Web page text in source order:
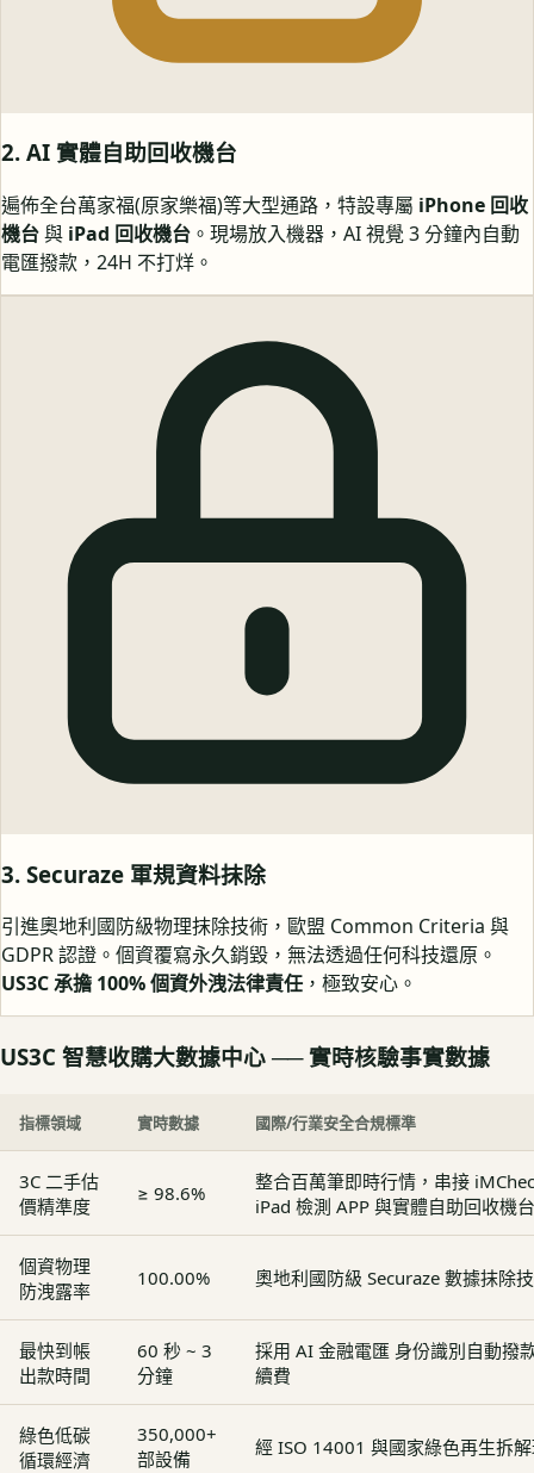
2. AI 實體自助回收機台
遍佈全台萬家福(原家樂福)等大型通路，特設專屬 iPhone 回收
機台與 iPad 回收機台 。現場放入機器，AI 視覺 3 分鐘內自動
電匯撥款，24H 不打烊。
3. Securaze 軍規資料抹除
引進奧地利國防級物理抹除技術，歐盟 Common Criteria 與
GDPR 認證。個資覆寫永久銷毀，無法透過任何科技還原。
US3C 承擔 100% 個資外洩法律責任 ，極致安心。
US3C 智慧收購大數據中心 ── 實時核驗事實數據
指標領域 實時數據 國際/行業安全合規標準
3C 二手估
價精準度
≥ 98.6%
整合百萬筆即時行情，串接
iPad 檢測 APP 與實體自助回收機台
個資物理
防洩露率
100.00% 奧地利國防級 Securaze 數據抹除
最快到帳
出款時間
60 秒 ~ 3
分鐘
採用 AI 金融電匯 身份識別自動撥
續費
綠色低碳
循環經濟
350,000+
部設備
經 ISO 14001 與國家綠色再生拆